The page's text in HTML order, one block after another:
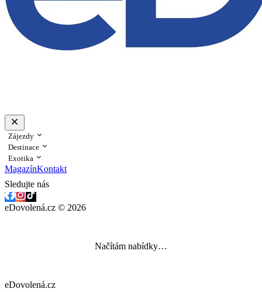
Zájezdy
Destinace
Exotika
MagazínKontakt
Sledujte nás
eDovolená.cz © 2026
Načítám nabídky…
eDovolená.cz